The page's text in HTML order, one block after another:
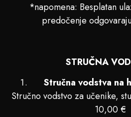
*napomena: Besplatan
predočenje
STRUČNA
Stručna vodstva na
Stručno vodstvo za učenike,
10,00 €